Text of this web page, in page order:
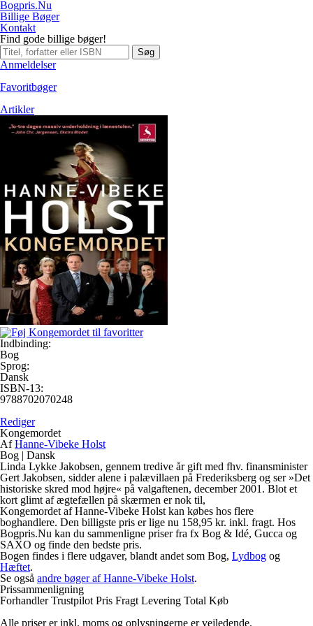
Bogpris.Nu
Billige Bøger
Kontakt
Find gode billige bøger!
Søg
Anmeldelser
Favoritbøger
Artikler
Indbinding:
Bog
Sprog:
Dansk
ISBN-13:
9788702070248
Rediger
Kongemordet
AfHanne-Vibeke Holst
Bog | Dansk
Linda Lykke Jakobsen, gennem tredive år gift med fhv. finansminister
Gert Jakobsen, sidder alene i palævillaen på Frederiksberg og ser »Det
historiske skred mod højre« på valgaftenen, december 2001. Blot et
kort glimt af ægtefællen på skærmen er nok til,
Kongemordet af Hanne-Vibeke Holst kan købes hos flere
boghandlere. Den billigste pris er lige nu 158,95 kr. inkl. fragt. Hos
Bogpris.Nu kan du sammenligne priser fra fx Bog & Idé, Gucca og
SAXO og finde den bedste pris.
Bogen findes i flere udgaver, blandt andet som Bog, Lydbog og
Hæftet.
Se også andre bøger af Hanne-Vibeke Holst.
Prissammenligning
Forhandler Trustpilot Pris Fragt Levering Total Køb
Alle priser er inkl. moms og oplysningerne er vejledende.